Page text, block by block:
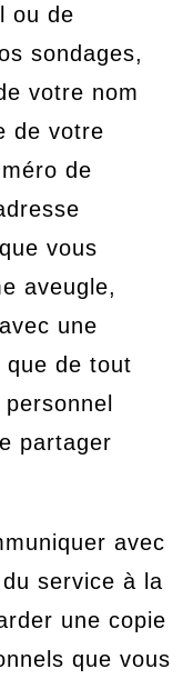
ou de
sondages,
votre nom
de votre
de
vous
aveugle,
une
que de tout
partager
avec
service à la
une copie
que vous